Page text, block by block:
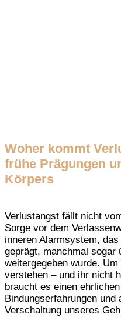
Woher kommt
frühe Prägungen
Körpers
Verlustangst fällt nicht
Sorge vor dem
inneren Alarmsystem,
geprägt, manchmal sogar
weitergegeben wurde.
verstehen – und ihr nicht
braucht es einen
Bindungserfahrungen
Verschaltung unseres